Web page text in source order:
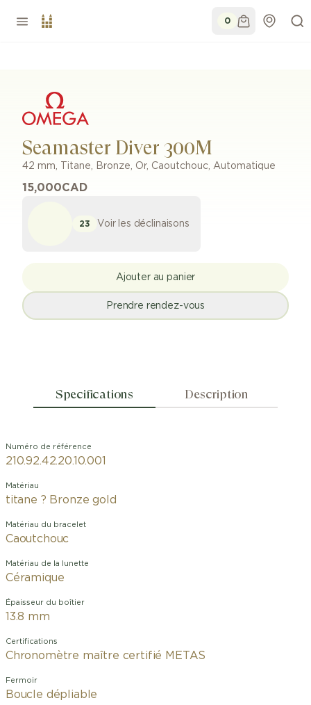
0
Seamaster Diver 300M
42 mm, Titane, Bronze, Or, Caoutchouc, Automatique
15,000CAD
23 Voir les déclinaisons
Ajouter au panier
Prendre rendez-vous
Specifications Description
Numéro de référence
210.92.42.20.10.001
Matériau
titane ? Bronze gold
Matériau du bracelet
Caoutchouc
Matériau de la lunette
Céramique
Épaisseur du boîtier
13.8 mm
Certifications
Chronomètre maître certifié METAS
Fermoir
Boucle dépliable